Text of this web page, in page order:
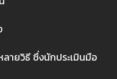
ลายวิธี ซึ่งนักประเมินมือ